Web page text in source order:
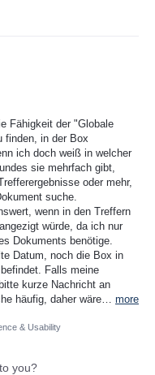
Fähigkeit der "Globale
finden, in der Box
ich doch weiß in welcher
sie mehrfach gibt,
oder mehr,
suche.
wenn in den Treffern
würde, da ich nur
Dokuments benötige.
Datum, noch die Box in
Falls meine
kurze Nachricht an
häufig, daher wäre… more
& Usability
you?